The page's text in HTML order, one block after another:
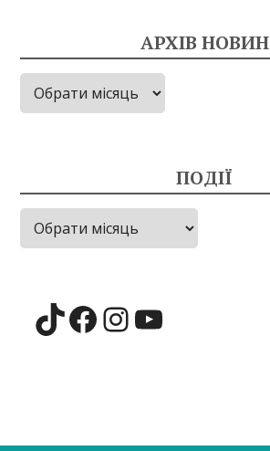
АРХІВ НОВИН
Архів
новин
ПОДІЇ
Події
TikTok
Facebook
Instagram
YouTube